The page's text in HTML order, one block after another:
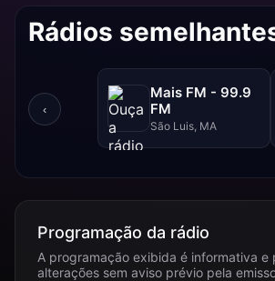
Rádios
‹
Mais FM - 99.9
FM
São Luis, MA
Programação da rádio
A programação exibida é informativa e
alterações sem aviso prévio pela